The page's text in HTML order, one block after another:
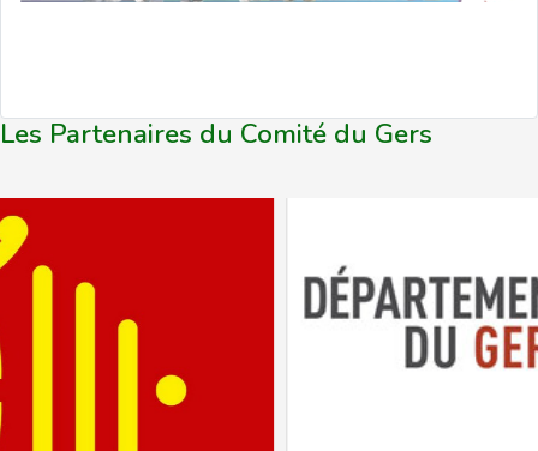
Les Partenaires du Comité du Gers